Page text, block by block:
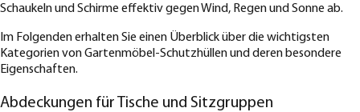
Schaukeln und Schirme effektiv gegen Wind, Regen und Sonne ab.
Im Folgenden erhalten Sie einen Überblick über die wichtigsten
Kategorien von Gartenmöbel-Schutzhüllen und deren besondere
Eigenschaften.
Abdeckungen für Tische und Sitzgruppen